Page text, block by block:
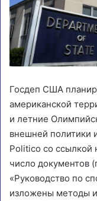
Госдеп США
американской
и летние
внешней политики
Politico со ссылкой
число документов
«Руководство по
изложены методы